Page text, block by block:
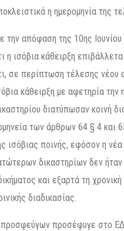
η ημερομηνία της
την απόφαση της 10ης
η ισόβια κάθειρξη
σε περίπτωση τέλεσης νέου
κάθειρξη με αφετηρία
διατύπωσαν κοινή
των άρθρων 64 § 4 και
ισόβιας ποινής, εφόσον η
δικαστηρίων δεν ήταν
και εξαρτά τη
διαδικασίας.
προσέφυγε στο